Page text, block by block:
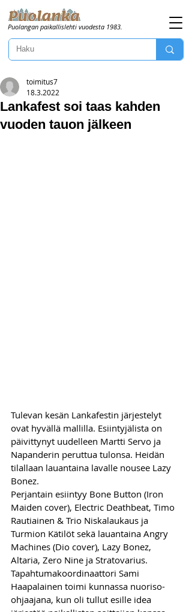
Puolangan paikallislehti vuodesta 1983.
Lankafest soi taas kahden
vuoden tauon jälkeen
toimitus7
18.3.2022
Tulevan kesän Lankafestin järjestelyt
ovat hyvällä mallilla. Esiintyjälista on
päivittynyt uudelleen Martti Servo ja
Napanderin peruttua tulonsa. Heidän
tilallaan lauantaina lavalle nousee Lazy
Bonez.
Perjantain esiintyy Bone Button (Iron
Maiden cover), Electric Deathbeat, Timo
Rautiainen & Trio Niskalaukaus ja
Turmion Kätilöt sekä lauantaina Angry
Machines (Dio cover), Lazy Bonez,
Altaria, Zero Nine ja Stratovarius.
Tapahtumakoordinaattori Sami
Haapalainen toimi kunnassa nuoriso-
ohjaajana, kun oli tullut esille idea